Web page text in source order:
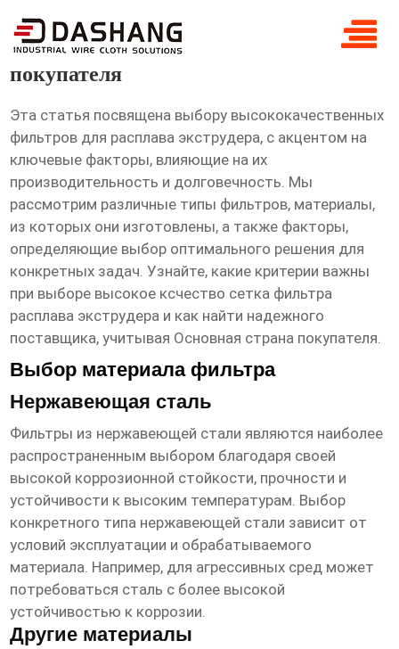
высокое ксчество сетка фильтра
расплава экструдера Основная страна
покупателя
Эта статья посвящена выбору высококачественных
фильтров для расплава экструдера, с акцентом на
ключевые факторы, влияющие на их
производительность и долговечность. Мы
рассмотрим различные типы фильтров, материалы,
из которых они изготовлены, а также факторы,
определяющие выбор оптимального решения для
конкретных задач. Узнайте, какие критерии важны
при выборе высокое ксчество сетка фильтра
расплава экструдера и как найти надежного
поставщика, учитывая Основная страна покупателя.
Выбор материала фильтра
Нержавеющая сталь
Фильтры из нержавеющей стали являются наиболее
распространенным выбором благодаря своей
высокой коррозионной стойкости, прочности и
устойчивости к высоким температурам. Выбор
конкретного типа нержавеющей стали зависит от
условий эксплуатации и обрабатываемого
материала. Например, для агрессивных сред может
потребоваться сталь с более высокой
устойчивостью к коррозии.
Другие материалы